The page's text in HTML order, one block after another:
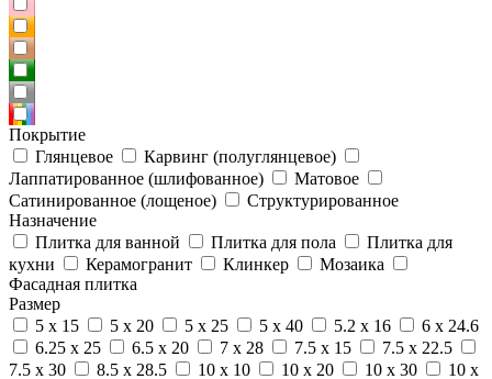
Покрытие
Глянцевое
Карвинг (полуглянцевое)
Лаппатированное (шлифованное)
Матовое
Сатинированное (лощеное)
Структурированное
Назначение
Плитка для ванной
Плитка для пола
Плитка для
кухни
Керамогранит Клинкер
Мозаика
Фасадная плитка
Размер
5 x 15
5 x 20 5 x 25 5 x 40 5.2 x 16
6 x 24.6
6.25 x 25
6.5 x 20 7 x 28 7.5 x 15
7.5 x 22.5
7.5 x 30
8.5 x 28.5 10 x 10 10 x 20 10 x 30 10 x